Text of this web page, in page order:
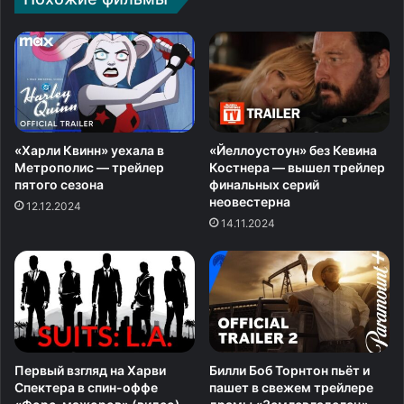
«Харли Квинн» уехала в
Метрополис — трейлер
пятого сезона
12.12.2024
«Йеллоустоун» без Кевина
Костнера — вышел трейлер
финальных серий
неовестерна
14.11.2024
Первый взгляд на Харви
Спектера в спин-оффе
Билли Боб Торнтон пьёт и
пашет в свежем трейлере